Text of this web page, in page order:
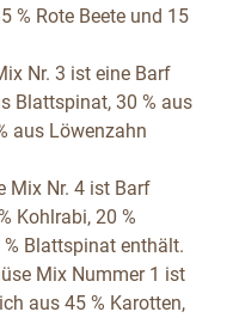
% Rote Beete und 15
Nr. 3 ist eine Barf
Blattspinat, 30 % aus
aus Löwenzahn
Mix Nr. 4 ist Barf
Kohlrabi, 20 %
Blattspinat enthält.
Mix Nummer 1 ist
aus 45 % Karotten,